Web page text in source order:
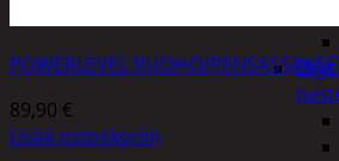
POWERLEVEL RUOHO/
89,90 €
Lisää ostoskoriin